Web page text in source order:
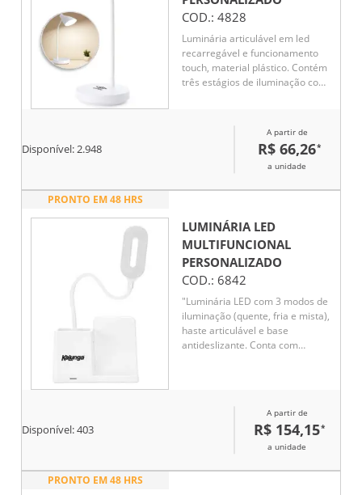
COD.: 4828
Luminária articulável em led
recarregável e funcionamento
touch, material plástico. Contém
três estágios de iluminação com
amarela). Base com botão para
ligar e desligar. Acompanha uma
bateria de lítio e cabo USB para
Disponível:2.948
A partir de
R$ 66,26*
a unidade
PRONTO EM 48 HRS
LUMINÁRIA LED
MULTIFUNCIONAL
PERSONALIZADO
COD.: 6842
"Luminária LED com 3 modos de
iluminação (quente, fria e mista),
haste articulável e base
antideslizante. Conta com
Não possui bateria interna."
Disponível:403
A partir de
R$ 154,15*
a unidade
PRONTO EM 48 HRS